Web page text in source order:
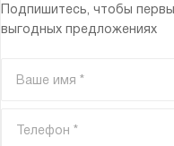
Подпишитесь, чтобы
выгодных предложениях